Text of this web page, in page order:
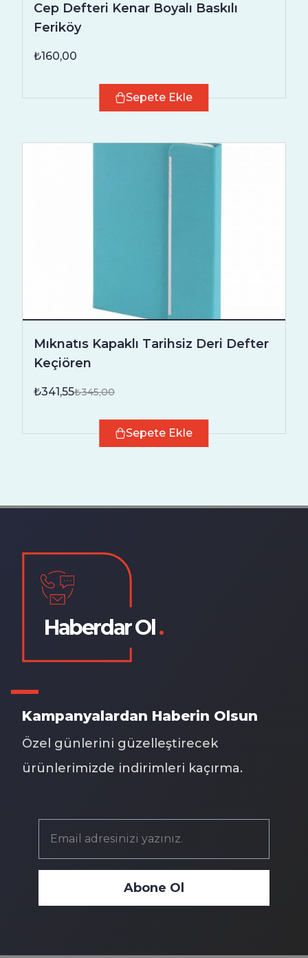
Cep Defteri Kenar Boyalı Baskılı
Feriköy
₺160,00
Sepete Ekle
Mıknatıs Kapaklı Tarihsiz Deri Defter
Keçiören
₺341,55₺345,00
Sepete Ekle
Haberdar Ol.
Kampanyalardan Haberin Olsun
Özel günlerini güzelleştirecek
ürünlerimizde indirimleri kaçırma.
Abone Ol